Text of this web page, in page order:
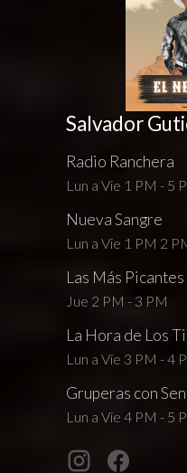
Salvador
Radio Ranchera
Lun a Vie 1 PM - 5
Nueva Sangre
Lun a Vie 1 PM 2
Las Más Picantes
Jue 2 PM - 3 PM
La Hora de Los
Lun a Vie 3 PM - 4
Gruperas con
Lun a Vie 4 PM - 5